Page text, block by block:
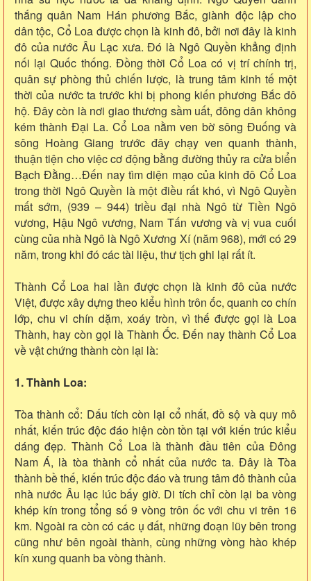
thắng quân Nam Hán phương Bắc, giành độc lập cho
dân tộc, Cổ Loa được chọn là kinh đô, bởi nơi đây là kinh
đô của nước Âu Lạc xưa. Đó là Ngô Quyền khẳng định
nối lại Quốc thống. Đồng thời Cổ Loa có vị trí chính trị,
quân sự phòng thủ chiến lược, là trung tâm kinh tế một
thời của nước ta trước khi bị phong kiến phương Bắc đô
hộ. Đây còn là nơi giao thương sầm uất, đông dân không
kém thành Đại La. Cổ Loa nằm ven bờ sông Đuống và
sông Hoàng Giang trước đây chạy ven quanh thành,
thuận tiện cho việc cơ động bằng đường thủy ra cửa biển
Bạch Đằng…Đến nay tìm diện mạo của kinh đô Cổ Loa
trong thời Ngô Quyền là một điều rất khó, vì Ngô Quyền
mất sớm, (939 – 944) triều đại nhà Ngô từ Tiền Ngô
vương, Hậu Ngô vương, Nam Tấn vương và vị vua cuối
cùng của nhà Ngô là Ngô Xương Xí (năm 968), mới có 29
năm, trong khi đó các tài liệu, thư tịch ghi lại rất ít.
Thành Cổ Loa hai lần được chọn là kinh đô của nước
Việt, được xây dựng theo kiểu hình trôn ốc, quanh co chín
lớp, chu vi chín dặm, xoáy tròn, vì thế được gọi là Loa
Thành, hay còn gọi là Thành Ốc. Đến nay thành Cổ Loa
về vật chứng thành còn lại là:
1. Thành Loa:
Tòa thành cổ: Dấu tích còn lại cổ nhất, đồ sộ và quy mô
nhất, kiến trúc độc đáo hiện còn tồn tại với kiến trúc kiểu
dáng đẹp. Thành Cổ Loa là thành đầu tiên của Đông
Nam Á, là tòa thành cổ nhất của nước ta. Đây là Tòa
thành bề thế, kiến trúc độc đáo và trung tâm đô thành của
nhà nước Âu lạc lúc bấy giờ. Di tích chỉ còn lại ba vòng
khép kín trong tổng số 9 vòng trôn ốc với chu vi trên 16
km. Ngoài ra còn có các ụ đất, những đoạn lũy bên trong
cũng như bên ngoài thành, cùng những vòng hào khép
kín xung quanh ba vòng thành.